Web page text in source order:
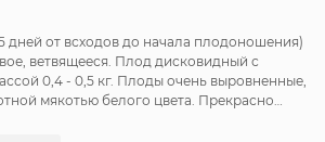
дней от всходов до начала плодоношения)
ветвящееся. Плод дисковидный с
0,4 - 0,5 кг. Плоды очень выровненные,
мякотью белого цвета. Прекрасно